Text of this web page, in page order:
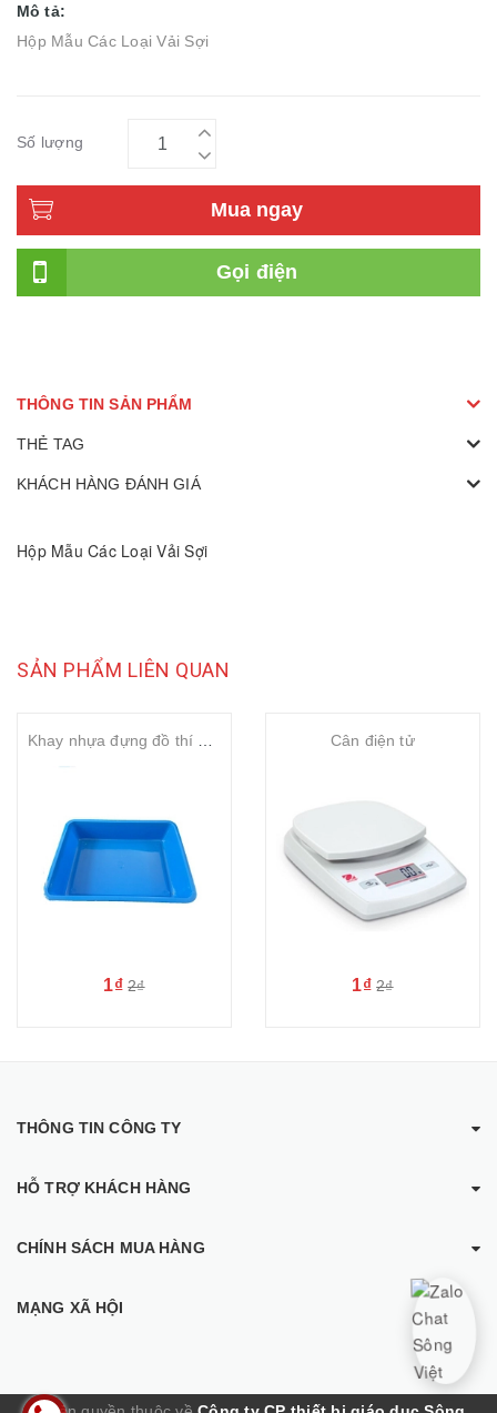
Mô tả:
Hộp Mẫu Các Loại Vải Sợi
Số lượng
Mua ngay
Gọi điện
THÔNG TIN SẢN PHẨM
THẺ TAG
KHÁCH HÀNG ĐÁNH GIÁ
Hộp Mẫu Các Loại Vải Sợi
SẢN PHẨM LIÊN QUAN
1₫ 2₫
Cân điện tử
1₫ 2₫
THÔNG TIN CÔNG TY
HỖ TRỢ KHÁCH HÀNG
CHÍNH SÁCH MUA HÀNG
MẠNG XÃ HỘI